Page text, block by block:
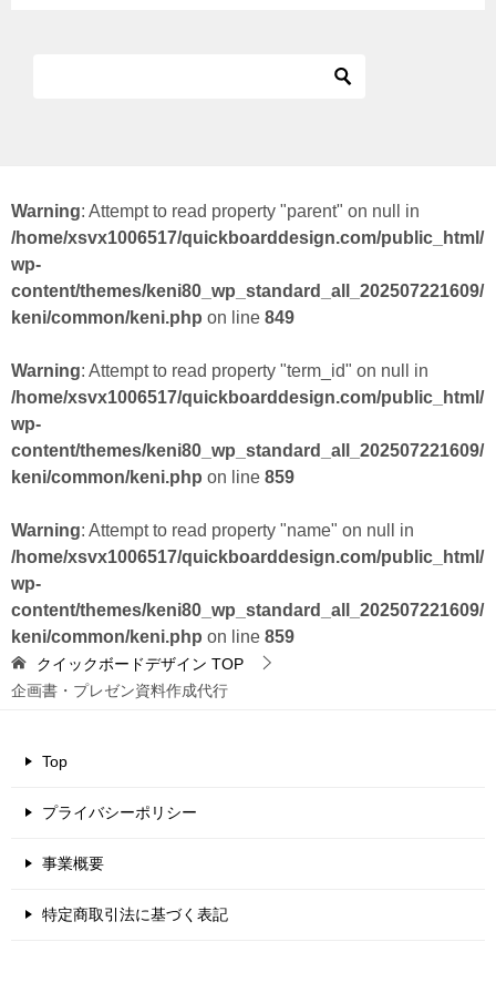
Warning: Attempt to read property "parent" on null in
/home/xsvx1006517/quickboarddesign.com/public_html/
wp-
content/themes/keni80_wp_standard_all_202507221609/
keni/common/keni.php on line 849
Warning: Attempt to read property "term_id" on null in
/home/xsvx1006517/quickboarddesign.com/public_html/
wp-
content/themes/keni80_wp_standard_all_202507221609/
keni/common/keni.php on line 859
Warning: Attempt to read property "name" on null in
/home/xsvx1006517/quickboarddesign.com/public_html/
wp-
content/themes/keni80_wp_standard_all_202507221609/
keni/common/keni.php on line 859
クイックボードデザイン TOP
企画書・プレゼン資料作成代行
Top
プライバシーポリシー
事業概要
特定商取引法に基づく表記